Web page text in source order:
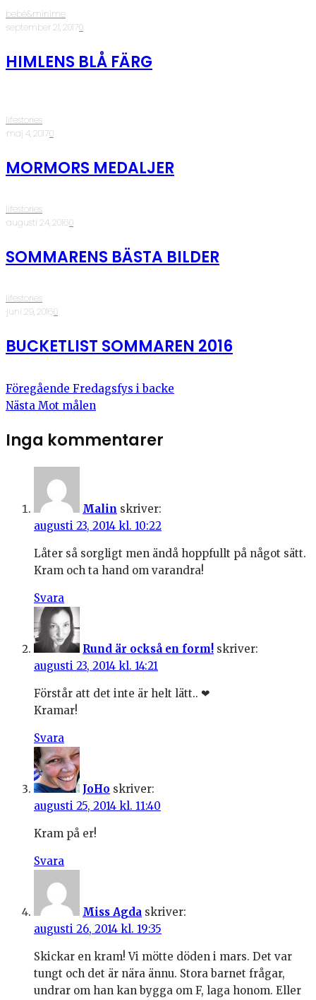
bebé&minime
·september 21, 2017·0
HIMLENS BLÅ FÄRG
lifestories
·maj 4, 2017·0
MORMORS MEDALJER
lifestories
·augusti 24, 2016·0
SOMMARENS BÄSTA BILDER
lifestories
·juni 29, 2016·0
BUCKETLIST SOMMAREN 2016
Föregående Fredagsfys i backe
Nästa Mot målen
Inga kommentarer
Malin skriver:
augusti 23, 2014 kl. 10:22
Låter så sorgligt men ändå hoppfullt på något sätt.
Kram och ta hand om varandra!
Svara
Rund är också en form! skriver:
augusti 23, 2014 kl. 14:21
Förstår att det inte är helt lätt.. ❤
Kramar!
Svara
JoHo skriver:
augusti 25, 2014 kl. 11:40
Kram på er!
Svara
Miss Agda skriver:
augusti 26, 2014 kl. 19:35
Skickar en kram! Vi mötte döden i mars. Det var
tungt och det är nära ännu. Stora barnet frågar,
undrar om han kan bygga om F, laga honom. Eller